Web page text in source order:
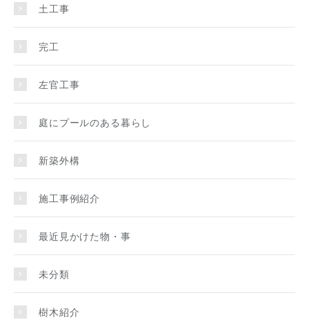
土工事
完工
左官工事
庭にプールのある暮らし
新築外構
施工事例紹介
最近見かけた物・事
未分類
樹木紹介